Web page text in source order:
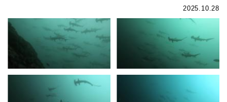
ダ
イ
ビ
へ
航
明
2025.10.28